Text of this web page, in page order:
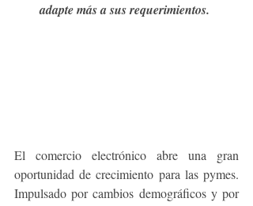
adapte más a sus requerimientos.
El comercio electrónico abre una gran
oportunidad de crecimiento para las pymes.
Impulsado por cambios demográficos y por